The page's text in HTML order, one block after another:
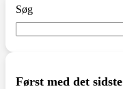
Søg
Først med det sidste